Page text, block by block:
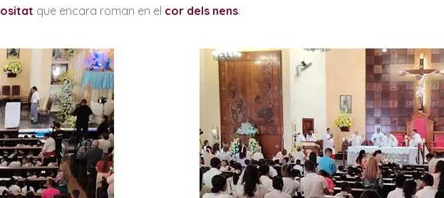
que encara roman en el cor dels nens.